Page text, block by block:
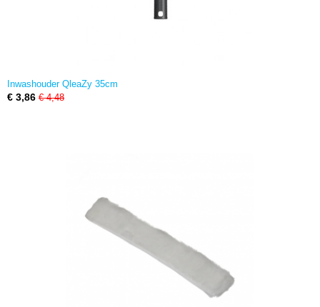
Inwashouder QleaZy 35cm
€ 3,86 € 4,48